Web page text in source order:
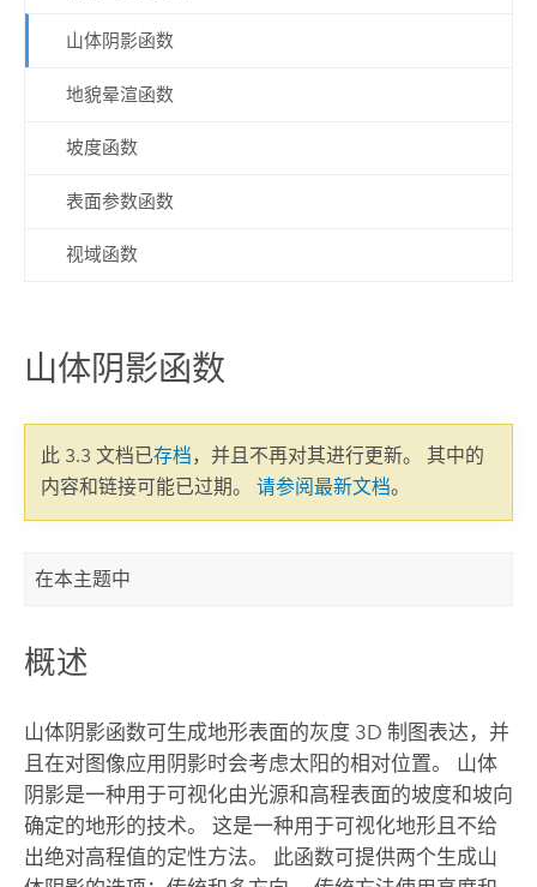
山体阴影函数
地貌晕渲函数
坡度函数
表面参数函数
视域函数
山体阴影函数
此 3.3 文档已存档，并且不再对其进行更新。 其中的
内容和链接可能已过期。 请参阅最新文档。
在本主题中
概述
山体阴影函数可生成地形表面的灰度 3D 制图表达，并
且在对图像应用阴影时会考虑太阳的相对位置。 山体
阴影是一种用于可视化由光源和高程表面的坡度和坡向
确定的地形的技术。 这是一种用于可视化地形且不给
出绝对高程值的定性方法。 此函数可提供两个生成山